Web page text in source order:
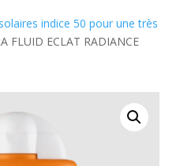
indice 50 pour une très
FLUID ECLAT RADIANCE